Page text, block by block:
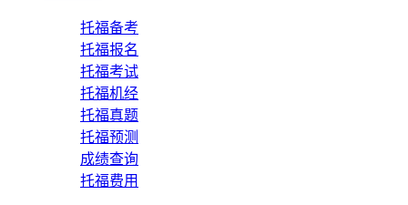
托福备考
托福报名
托福考试
托福机经
托福真题
托福预测
成绩查询
托福费用